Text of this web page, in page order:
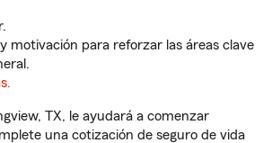
motivación para reforzar las áreas clave
TX, le ayudará a comenzar
una cotización de seguro de vida